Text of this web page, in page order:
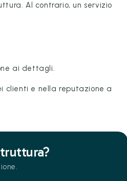
Al contrario, un servizio
ai dettagli.
clienti e nella reputazione a